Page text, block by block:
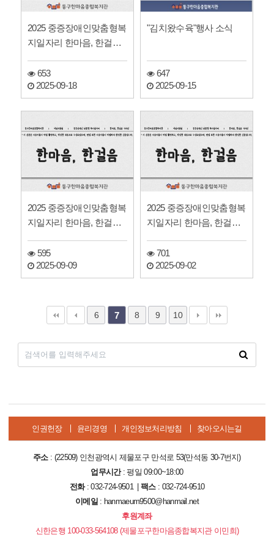
2025 중증장애인맞춤형복
지일자리 한마음, 한걸음
653
2025-09-18
"김치왔수육"행사 소식
647
2025-09-15
2025 중증장애인맞춤형복
지일자리 한마음, 한걸음
595
2025-09-09
2025 중증장애인맞춤형복
지일자리 한마음, 한걸음
701
2025-09-02
6 7 8 9 10
인권헌장 윤리경영 개인정보처리방침 찾아오시는길
주소: (22509) 인천광역시 제물포구 만석로 53(만석동 30-7번지)
업무시간: 평일 09:00~18:00
전화: 032-724-9501 |팩스: 032-724-9510
이메일: hanmaeum9500@hanmail.net
후원계좌
신한은행 100-033-564108 (제물포구한마음종합복지관 이민희)